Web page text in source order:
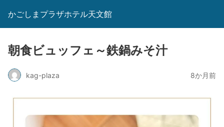
かごしまプラザホテル天文館
朝食ビュッフェ～鉄鍋みそ汁
kag-plaza 8か月前